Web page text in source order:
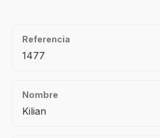
Referencia
1477
Nombre
Kilian